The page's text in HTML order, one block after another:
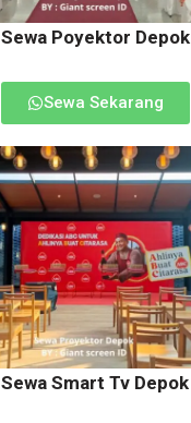
Sewa Poyektor Depok
Sewa Sekarang
Sewa Smart Tv Depok